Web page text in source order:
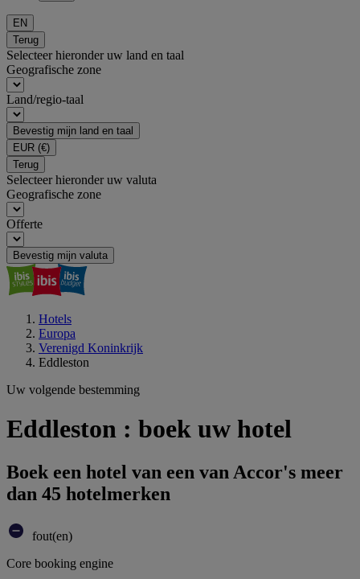
EN
Terug
Selecteer hieronder uw land en taal
Geografische zone
Land/regio-taal
Bevestig mijn land en taal
EUR (€)
Terug
Selecteer hieronder uw valuta
Geografische zone
Offerte
Bevestig mijn valuta
Hotels
Europa
Verenigd Koninkrijk
Eddleston
Uw volgende bestemming
Eddleston : boek uw hotel
Boek een hotel van een van Accor's meer
dan 45 hotelmerken
fout(en)
Core booking engine